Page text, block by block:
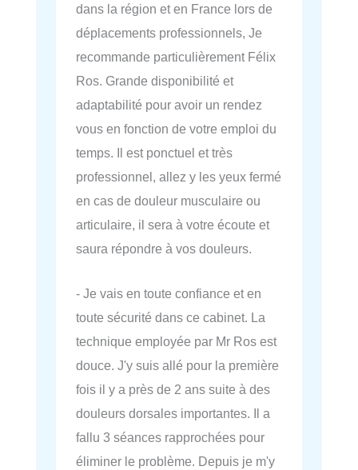
dans la région et en France lors de
déplacements professionnels, Je
recommande particulièrement Félix
Ros. Grande disponibilité et
adaptabilité pour avoir un rendez
vous en fonction de votre emploi du
temps. Il est ponctuel et très
professionnel, allez y les yeux fermé
en cas de douleur musculaire ou
articulaire, il sera à votre écoute et
saura répondre à vos douleurs.
- Je vais en toute confiance et en
toute sécurité dans ce cabinet. La
technique employée par Mr Ros est
douce. J'y suis allé pour la première
fois il y a près de 2 ans suite à des
douleurs dorsales importantes. Il a
fallu 3 séances rapprochées pour
éliminer le problème. Depuis je m'y